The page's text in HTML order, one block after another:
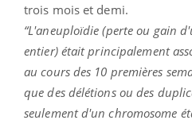
trois mois et demi.
“L'aneuploïdie (perte ou gain
entier) était principalement
au cours des 10 premières
que des délétions ou des
seulement d'un chromosome